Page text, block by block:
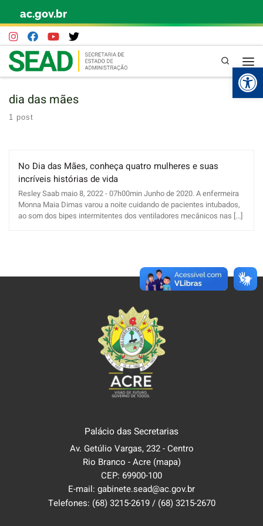
Skip to content
ac.gov.br
Pesquisa
dia das mães
1 post
No Dia das Mães, conheça quatro mulheres e suas
incríveis histórias de vida
Resley Saab maio 8, 2022 - 07h00min Junho de 2020. A enfermeira
Monna Maia Dimas varou a noite cuidando de pacientes intubados,
ao som dos bipes intermitentes dos ventiladores mecânicos nas [...]
Palácio das Secretarias
Av. Getúlio Vargas, 232 - Centro
Rio Branco - Acre (mapa)
CEP: 69900-100
E-mail: gabinete.sead@ac.gov.br
Telefones: (68) 3215-2619/ (68) 3215-2670